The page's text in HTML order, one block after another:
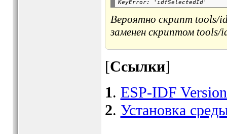
Вероятно скрипт tools/
заменен скриптом tools/
[Ссылки]
1. ESP-IDF
2. Установка